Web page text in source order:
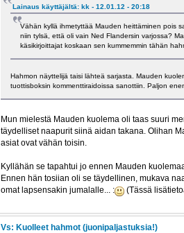
Lainaus käyttäjältä: kk - 12.01.12 - 20:18
Vähän kyllä ihmetyttää Mauden heittäminen pois
niin tylsä, että oli vain Ned Flandersin varjossa?
käsikirjoittajat koskaan sen kummemmin tähän
Hahmon näyttelijä taisi lähteä sarjasta. Mauden
tuottisboksin kommenttiraidoissa sanottiin. Paljon
Mun mielestä Mauden kuolema oli taas suuri
täydelliset naapurit siinä aidan takana. Olihan
asiat ovat vähän toisin.
Kyllähän se tapahtui jo ennen Mauden
Ennen hän tosiian oli se täydellinen, mukava
omat lapsensakin jumalalle... :
(Tässä
Vs: Kuolleet hahmot (juonipaljastuksia!)